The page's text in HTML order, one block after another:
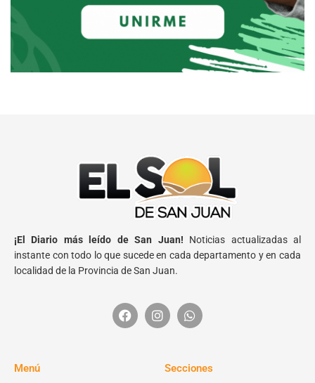
¡El Diario más leído de San Juan! Noticias actualizadas al
instante con todo lo que sucede en cada departamento y en cada
localidad de la Provincia de San Juan.
Menú Secciones